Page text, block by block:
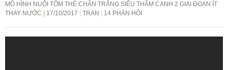
MÔ HÌNH NUÔI TÔM THẺ CHÂN TRẮNG SIÊU THÂM CANH 2 GIAI ĐOẠN ÍT
THAY NƯỚC
17/10/2017 TRAN 14 PHẢN HỒI